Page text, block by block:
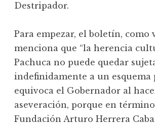
Destripador.
Para empezar, el boletín, como
menciona que “la herencia
Pachuca no puede quedar
indefinidamente a un esquema
equivoca el Gobernador al
aseveración, porque en
Fundación Arturo Herrera